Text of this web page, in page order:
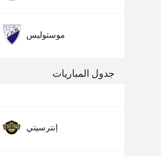
موستوليس
جدول المباريات
إنترسيتي